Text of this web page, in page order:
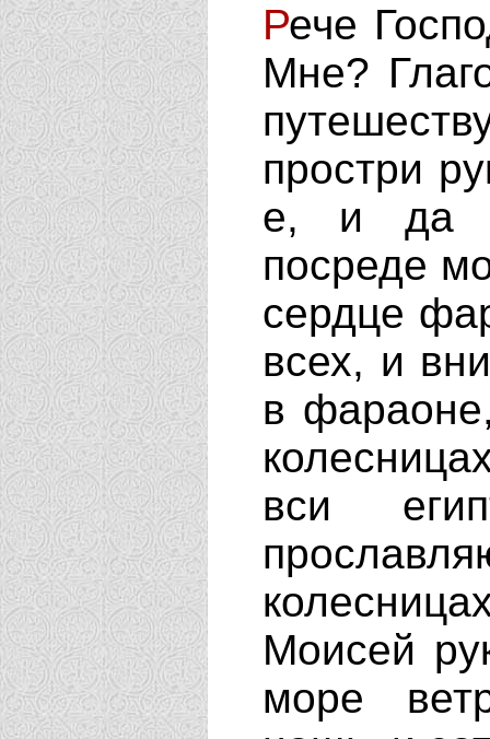
Рече
Мне?
простри
е, и да
посреде
сердце
всех, и
в
вси
Моисей
море